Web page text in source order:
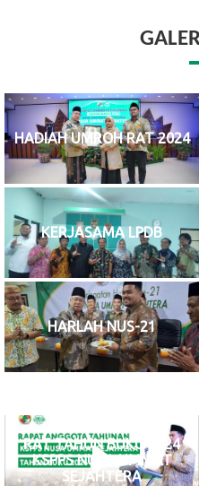
HADIAH UMROH RAT 2024
KERJASAMA LPDB
HARLAH NUS-21
RAT TAHUN BUKU 2024
KSPPS NUSA UMMAT
SEJAHTERA